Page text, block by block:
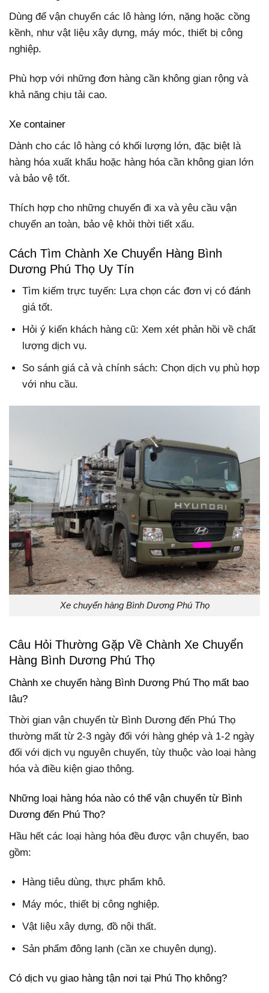
Dùng để vận chuyển các lô hàng lớn, nặng hoặc cồng
kềnh, như vật liệu xây dựng, máy móc, thiết bị công
nghiệp.
Phù hợp với những đơn hàng cần không gian rộng và
khả năng chịu tải cao.
Xe container
Dành cho các lô hàng có khối lượng lớn, đặc biệt là
hàng hóa xuất khẩu hoặc hàng hóa cần không gian lớn
và bảo vệ tốt.
Thích hợp cho những chuyến đi xa và yêu cầu vận
chuyển an toàn, bảo vệ khỏi thời tiết xấu.
Cách Tìm Chành Xe Chuyển Hàng Bình
Dương Phú Thọ Uy Tín
Tìm kiếm trực tuyến: Lựa chọn các đơn vị có đánh
giá tốt.
Hỏi ý kiến khách hàng cũ: Xem xét phản hồi về chất
lượng dịch vụ.
So sánh giá cả và chính sách: Chọn dịch vụ phù hợp
với nhu cầu.
Xe chuyển hàng Bình Dương Phú Thọ
Câu Hỏi Thường Gặp Về Chành Xe Chuyển
Hàng Bình Dương Phú Thọ
Chành xe chuyển hàng Bình Dương Phú Thọ mất bao
lâu?
Thời gian vận chuyển từ Bình Dương đến Phú Thọ
thường mất từ 2-3 ngày đối với hàng ghép và 1-2 ngày
đối với dịch vụ nguyên chuyến, tùy thuộc vào loại hàng
hóa và điều kiện giao thông.
Những loại hàng hóa nào có thể vận chuyển từ Bình
Dương đến Phú Thọ?
Hầu hết các loại hàng hóa đều được vận chuyển, bao
gồm:
Hàng tiêu dùng, thực phẩm khô.
Máy móc, thiết bị công nghiệp.
Vật liệu xây dựng, đồ nội thất.
Sản phẩm đông lạnh (cần xe chuyên dụng).
Có dịch vụ giao hàng tận nơi tại Phú Thọ không?